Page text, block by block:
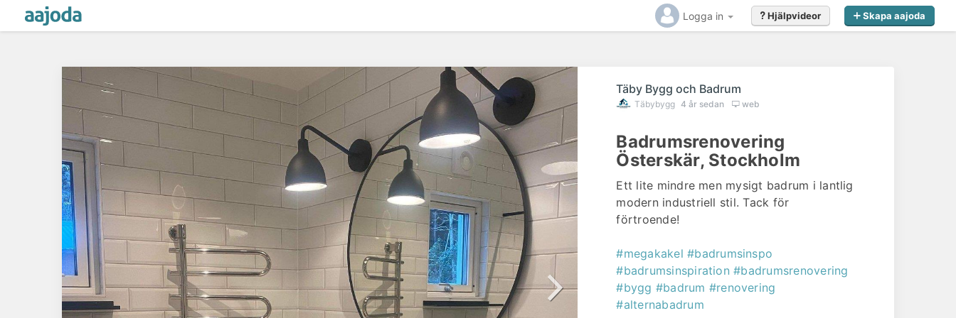
Logga in Skapa aajoda
Hjälpvideor
Täby Bygg och Badrum
Täbybygg 4 år sedan web
Badrumsrenovering
Österskär, Stockholm
Ett lite mindre men mysigt badrum i lantlig
modern industriell stil. Tack för
förtroende!
#megakakel #badrumsinspo
#badrumsinspiration #badrumsrenovering
#bygg #badrum #renovering
#alternabadrum